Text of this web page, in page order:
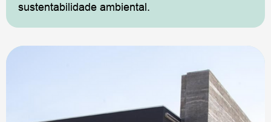
sustentabilidade ambiental.